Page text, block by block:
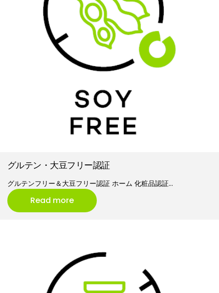
グルテン・大豆フリー認証
グルテンフリー＆大豆フリー認証 ホーム 化粧品認証…
Read more